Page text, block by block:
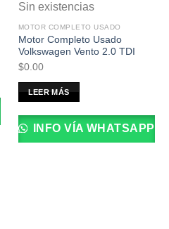
Sin existencias
MOTOR COMPLETO USADO
Motor Completo Usado
Volkswagen Vento 2.0 TDI
$0.00
LEER MÁS
INFO VÍA WHATSAPP